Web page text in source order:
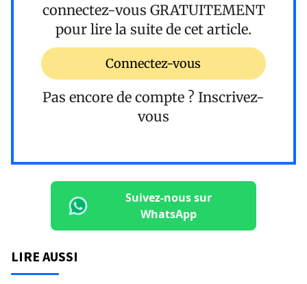
connectez-vous GRATUITEMENT
pour lire la suite de cet article.
Connectez-vous
Pas encore de compte ? Inscrivez-
vous
Suivez-nous sur
WhatsApp
LIRE AUSSI